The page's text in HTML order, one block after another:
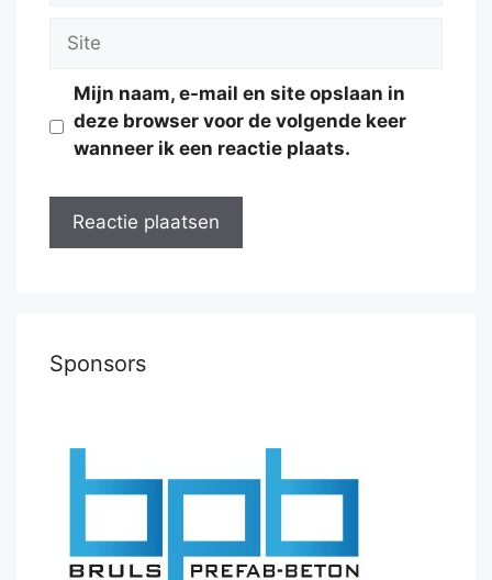
Site
Mijn naam, e-mail en site opslaan in
deze browser voor de volgende keer
wanneer ik een reactie plaats.
Sponsors